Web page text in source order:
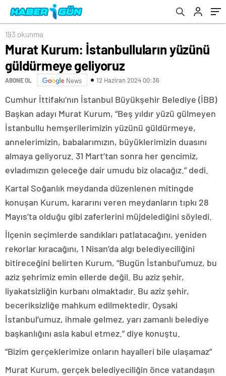
193 okunma
Murat Kurum: İstanbulluların yüzünü
güldürmeye geliyoruz
ABONE OL News 12 Haziran 2024 00:36
Cumhur İttifakı’nın İstanbul Büyükşehir Belediye (İBB)
Başkan adayı Murat Kurum, “Beş yıldır yüzü gülmeyen
İstanbullu hemşerilerimizin yüzünü güldürmeye,
annelerimizin, babalarımızın, büyüklerimizin duasını
almaya geliyoruz. 31 Mart’tan sonra her gencimiz,
evladımızın geleceğe dair umudu biz olacağız.” dedi.
Kartal Soğanlık meydanda düzenlenen mitingde
konuşan Kurum, kararını veren meydanların tıpkı 28
Mayıs’ta olduğu gibi zaferlerini müjdelediğini söyledi.
İlçenin seçimlerde sandıkları patlatacağını, yeniden
rekorlar kıracağını, 1 Nisan’da algı belediyeciliğini
bitireceğini belirten Kurum, “Bugün İstanbul’umuz, bu
aziz şehrimiz emin ellerde değil. Bu aziz şehir,
liyakatsizliğin kurbanı olmaktadır. Bu aziz şehir,
beceriksizliğe mahkum edilmektedir. Oysaki
İstanbul’umuz, ihmale gelmez, yarı zamanlı belediye
başkanlığını asla kabul etmez.” diye konuştu.
“Bizim gerçeklerimize onların hayalleri bile ulaşamaz”
Murat Kurum, gerçek belediyeciliğin önce vatandaşın